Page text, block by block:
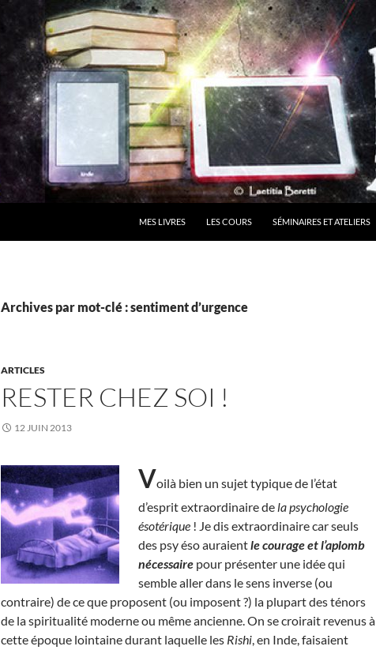
MES LIVRES LES COURS SÉMINAIRES ET ATELIERS
Archives par mot-clé : sentiment d’urgence
ARTICLES
RESTER CHEZ SOI !
12 JUIN 2013
Voilà bien un sujet typique de l’état
d’esprit extraordinaire de la psychologie
ésotérique ! Je dis extraordinaire car seuls
des psy éso auraientle courage et l’aplomb
nécessaire pour présenter une idée qui
semble aller dans le sens inverse (ou
contraire) de ce que proposent (ou imposent ?) la plupart des ténors
de la spiritualité moderne ou même ancienne. On se croirait revenus à
cette époque lointaine durant laquelle les Rishi, en Inde, faisaient